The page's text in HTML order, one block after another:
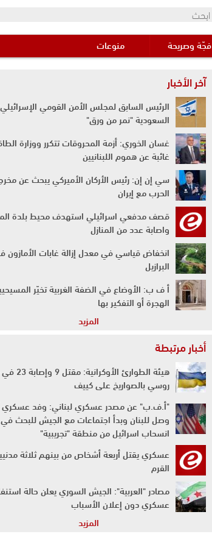
فجّة وصريحة منوعات
آخر الأخبار
الرئيس السابق لمجلس الأمن القومي
السعودية "نمر من ورق"
غسان الخوري: أزمة المحروقات تتكرر ووزارة
غائبة عن هموم اللبنانيين
سي إن إن: رئيس الأركان الأميركي يبحث عن
الحرب مع إيران
قصف مدفعي اسرائيلي استهدف محيط بلدة
واصابة عدد من المنازل
انخفاض قياسي في معدل إزالة غابات الأمازون
البرازيل
أ ف ب: الأوضاع في الضفة الغربية تخيّر
الهجرة أو التفكير بها
المزيد
أخبار مرتبطة
هيئة الطوارئ
روسي بالصواريخ على كييف
"أ.ف.ب" عن مصدر عسكري لبناني: وفد عسكري
وصل للبنان وبدأ اجتماعات مع الجيش للبحث في
انسحاب اسرائيل من منطقة "تجريبية"
عسكري يقتل أربعة أشخاص من بينهم ثلاثة
القرم
مصادر "العربية": الجيش السوري يعلن حالة
عسكري دون إعلان الأسباب
سلطات أوكرانيا: أربعة قتلى على الأقل في كييف
المزيد